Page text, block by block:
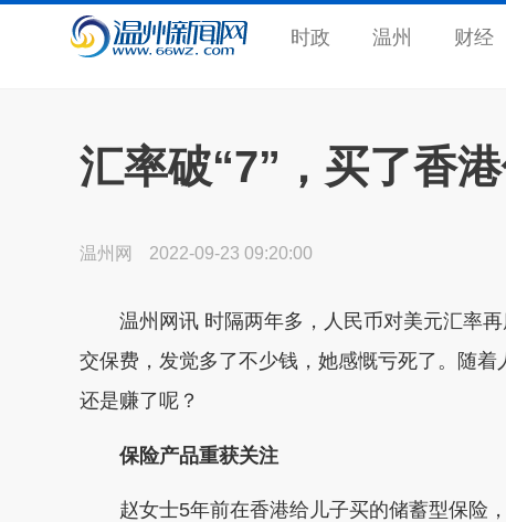
时政 温州 财经
汇率破“7”，买了香
温州网 2022-09-23 09:20:00
温州网讯 时隔两年多，人民币对美元汇率再
交保费，发觉多了不少钱，她感慨亏死了。随
还是赚了呢？
保险产品重获关注
赵女士5年前在香港给儿子买的储蓄型保险